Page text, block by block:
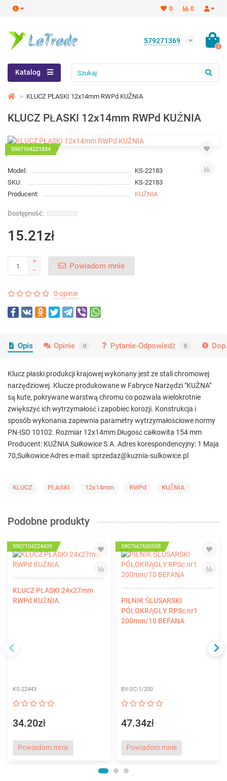
0
0
579271369
0
Katalog
KLUCZ PŁASKI 12x14mm RWPd KUŹNIA
KLUCZ PŁASKI 12x14mm RWPd KUŹNIA
5907104221834
Model:
KS-22183
SKU:
KS-22183
Producent:
KUŹNIA
15.21zł
Powiadom mnie
0 opinie
Opis Opinie 0 Pytanie-Odpowiedź 0
Klucz płaski produkcji krajowej wykonany jest ze stali chromowej
narzędziowej. Klucze produkowane w Fabryce Narzędzi "KUŹNA"
są kute, pokrywane warstwą chromu co pozwala wielokrotnie
zwiększyć ich wytrzymałość i zapobiec korozji. Konstrukcja i
sposób wykonania zapewnia parametry wytrzymałościowe normy
PN-ISO 10102. Rozmiar 12x14mm Długość całkowita 154 mm
Producent: KUŹNIA Sułkowice S.A. Adres korespondencyjny: 1 Maja
70,Sułkowice Adres e-mail: sprzedaz@kuznia-sulkowice.pl
KLUCZ PŁASKI 12x14mm RWPd KUŹNIA
Podobne produkty
5907104224439
KLUCZ PŁASKI 24x27mm
RWPd KUŹNIA
KS-22443
34.20zł
Powiadom mnie
5907667600558
PILNIK ŚLUSARSKI
PÓŁOKRĄGŁY RPSc nr1
200mm/10 BEFANA
BV-SC-1/200
47.34zł
Powiadom mnie